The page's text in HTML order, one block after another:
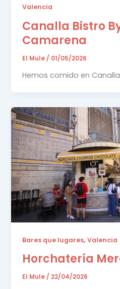
Valencia
Canalla Bistro
Camarena
El Mule / 01/05/2026
Hemos comido en
Bares que lugares,Valencia
Horchatería
El Mule/ 22/04/2026